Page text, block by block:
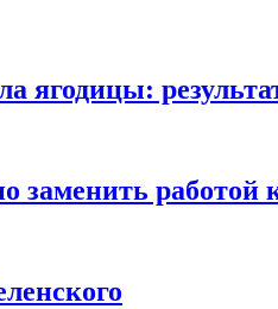
ягодицы:
заменить работой